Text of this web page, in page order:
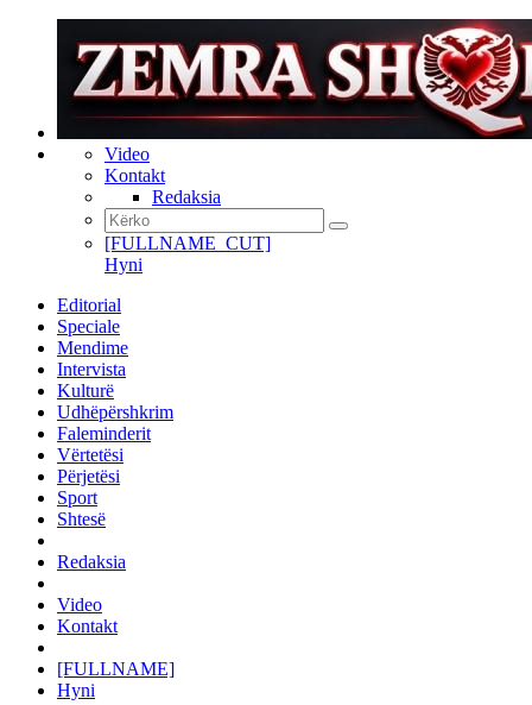
Video
Kontakt
Redaksia
[FULLNAME_CUT]
Hyni
Editorial
Speciale
Mendime
Intervista
Kulturë
Udhëpërshkrim
Faleminderit
Vërtetësi
Përjetësi
Sport
Shtesë
Redaksia
Video
Kontakt
[FULLNAME]
Hyni